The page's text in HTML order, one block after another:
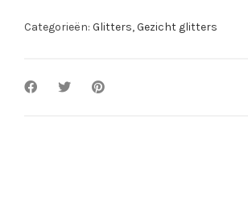
Categorieën: Glitters,Gezicht glitters